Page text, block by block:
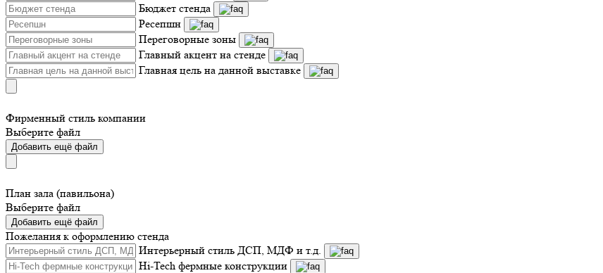
Бюджет стенда
Ресепшн
Переговорные зоны
Главный акцент на стенде
Главная цель на данной выставке
Фирменный стиль компании
Выберите файл
Добавить ещё файл
План зала (павильона)
Выберите файл
Добавить ещё файл
Пожелания к оформлению стенда
Интерьерный стиль ДСП, МДФ и т.д.
Hi-Tech фермные конструкции